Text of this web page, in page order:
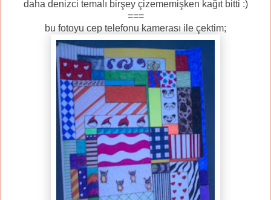
daha denizci temalı birşey çizememişken kağıt bitti :)
===
bu fotoyu cep telefonu kamerası ile çektim;